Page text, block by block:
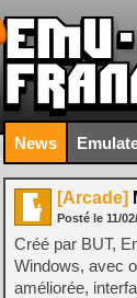
News
[Arcade]
Posté le 11/
Créé par BUT,
Windows, avec
améliorée,